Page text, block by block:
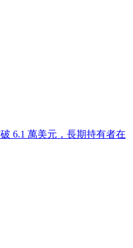
破 6.1 萬美元 ， 長期持有者在